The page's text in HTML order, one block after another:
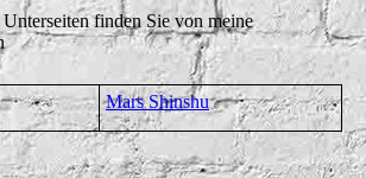
finden Sie von meine
Mars Shinshu